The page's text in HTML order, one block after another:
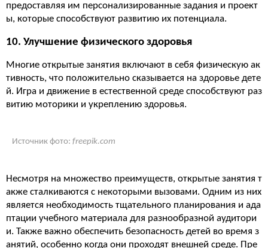
предоставляя им персонализированные задания и проект
ы, которые способствуют развитию их потенциала.
10. Улучшение физического здоровья
Многие открытые занятия включают в себя физическую ак
тивность, что положительно сказывается на здоровье дете
й. Игра и движение в естественной среде способствуют раз
витию моторики и укреплению здоровья.
Источник фото: freepik.com
Несмотря на множество преимуществ, открытые занятия т
акже сталкиваются с некоторыми вызовами. Одним из них
является необходимость тщательного планирования и ада
птации учебного материала для разнообразной аудитори
и. Также важно обеспечить безопасность детей во время з
анятий, особенно когда они проходят внешней среде. Пре